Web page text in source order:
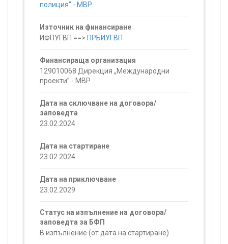
полиция" - МВР
Източник на финансиране
ИФПУГВП ==> ПРБИУГВП
Финансираща организация
129010068 Дирекция „Международни
проекти” - МВР
Дата на сключване на договора/
заповедта
23.02.2024
Дата на стартиране
23.02.2024
Дата на приключване
23.02.2029
Статус на изпълнение на договора/
заповедта за БФП
В изпълнение (от дата на стартиране)